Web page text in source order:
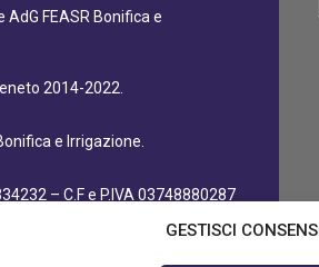
GESTISCI
FEASR Bonifica e
2014-2022.
e Irrigazione.
– C.F e P.IVA 03748880287